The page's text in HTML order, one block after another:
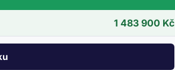
1 483 900 Kč